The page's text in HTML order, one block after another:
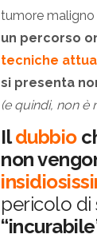
tumore maligno
un percorso
tecniche
si presenta
(e quindi, non è
Ildubbio
non
pericolo di